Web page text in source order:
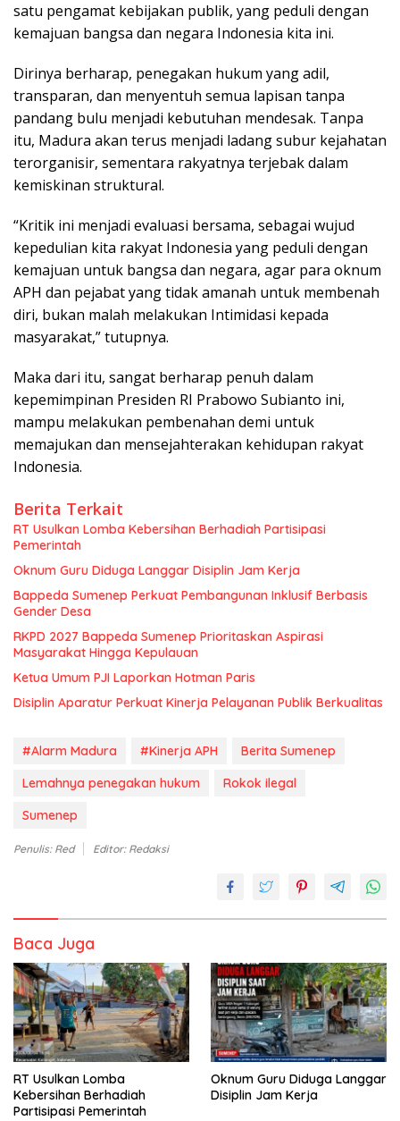
satu pengamat kebijakan publik, yang peduli dengan
kemajuan bangsa dan negara Indonesia kita ini.
Dirinya berharap, penegakan hukum yang adil,
transparan, dan menyentuh semua lapisan tanpa
pandang bulu menjadi kebutuhan mendesak. Tanpa
itu, Madura akan terus menjadi ladang subur kejahatan
terorganisir, sementara rakyatnya terjebak dalam
kemiskinan struktural.
“Kritik ini menjadi evaluasi bersama, sebagai wujud
kepedulian kita rakyat Indonesia yang peduli dengan
kemajuan untuk bangsa dan negara, agar para oknum
APH dan pejabat yang tidak amanah untuk membenah
diri, bukan malah melakukan Intimidasi kepada
masyarakat,” tutupnya.
Maka dari itu, sangat berharap penuh dalam
kepemimpinan Presiden RI Prabowo Subianto ini,
mampu melakukan pembenahan demi untuk
memajukan dan mensejahterakan kehidupan rakyat
Indonesia.
Berita Terkait
RT Usulkan Lomba Kebersihan Berhadiah Partisipasi
Pemerintah
Oknum Guru Diduga Langgar Disiplin Jam Kerja
Bappeda Sumenep Perkuat Pembangunan Inklusif Berbasis
Gender Desa
RKPD 2027 Bappeda Sumenep Prioritaskan Aspirasi
Masyarakat Hingga Kepulauan
Ketua Umum PJI Laporkan Hotman Paris
Disiplin Aparatur Perkuat Kinerja Pelayanan Publik Berkualitas
#Alarm Madura #Kinerja APH
Berita Sumenep
Lemahnya penegakan hukum
Rokok ilegal
Sumenep
Penulis: Red Editor: Redaksi
Baca Juga
RT Usulkan Lomba
Kebersihan Berhadiah
Partisipasi Pemerintah
Oknum Guru Diduga Langgar
Disiplin Jam Kerja